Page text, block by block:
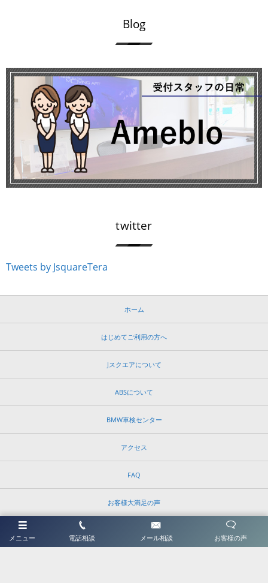
メニュー 電話相談 メール相談 お客様の声
Blog
twitter
Tweets by JsquareTera
ホーム
はじめてご利用の方へ
Jスクエアについて
ABSについて
BMW車検センター
アクセス
FAQ
お客様大満足の声
修理予約・お問い合わせ